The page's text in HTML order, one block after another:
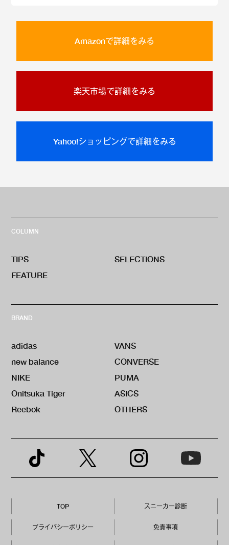
Amazonで詳細をみる
楽天市場で詳細をみる
Yahoo!ショッピングで詳細をみる
COLUMN
TIPS
SELECTIONS
FEATURE
BRAND
adidas
VANS
new balance
CONVERSE
NIKE
PUMA
Onitsuka Tiger
ASICS
Reebok
OTHERS
TOP スニーカー診断
プライバシーポリシー 免責事項